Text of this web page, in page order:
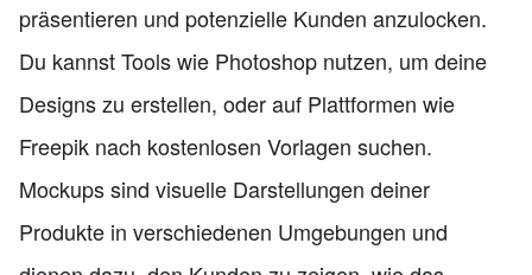
präsentieren und potenzielle Kunden anzulocken.
Du kannst Tools wie Photoshop nutzen, um deine
Designs zu erstellen, oder auf Plattformen wie
Freepik nach kostenlosen Vorlagen suchen.
Mockups sind visuelle Darstellungen deiner
Produkte in verschiedenen Umgebungen und